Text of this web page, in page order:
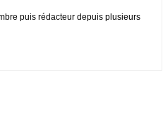
puis rédacteur depuis plusieurs